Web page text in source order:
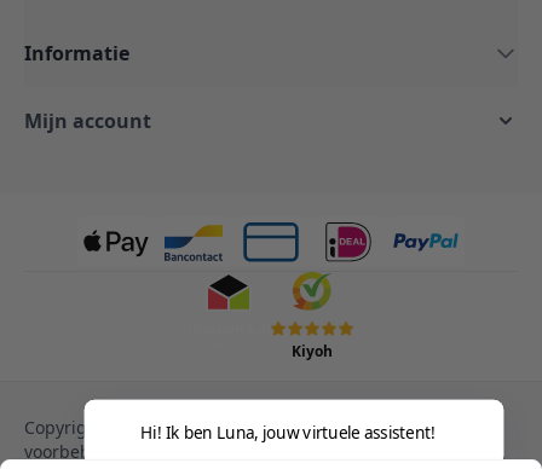
Informatie
Mijn account
Kiyoh
Copyright © 2013-heden Magento. Alle rechten
voorbehouden.
Hi! Ik ben Luna, jouw virtuele assistent!